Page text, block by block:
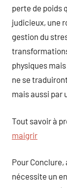
perte de poids
judicieux, une
gestion du
physiques
ne se
mais aussi par
Tout savoir à
maigrir
Pour
nécessite un